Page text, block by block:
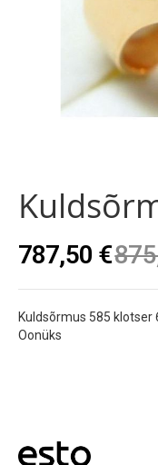
beginning
of
images
787,50 €
Kuldsõrmus 585 klotser
Oonüks